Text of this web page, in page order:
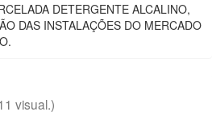
DETERGENTE ALCALINO,
DAS INSTALAÇÕES DO MERCADO
visual.)